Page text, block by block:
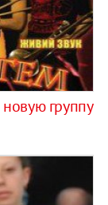
группу